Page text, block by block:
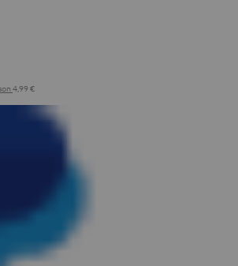
4,99 €